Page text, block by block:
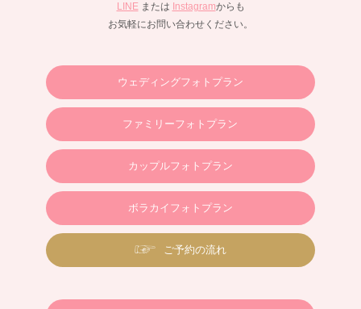
LINEまたは Instagramからも
お気軽にお問い合わせください。
ウェディングフォトプラン
ファミリーフォトプラン
カップルフォトプラン
ボラカイフォトプラン
ご予約の流れ